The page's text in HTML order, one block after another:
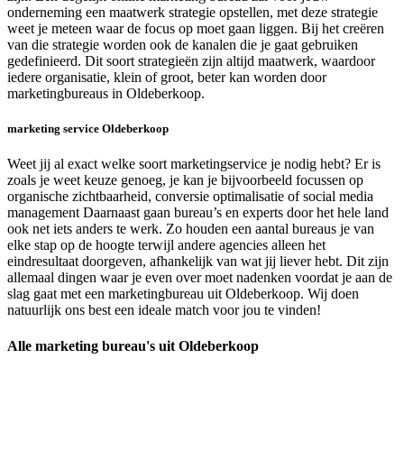
onderneming een maatwerk strategie opstellen, met deze strategie
weet je meteen waar de focus op moet gaan liggen. Bij het creëren
van die strategie worden ook de kanalen die je gaat gebruiken
gedefinieerd. Dit soort strategieën zijn altijd maatwerk, waardoor
iedere organisatie, klein of groot, beter kan worden door
marketingbureaus in Oldeberkoop.
marketing service Oldeberkoop
Weet jij al exact welke soort marketingservice je nodig hebt? Er is
zoals je weet keuze genoeg, je kan je bijvoorbeeld focussen op
organische zichtbaarheid, conversie optimalisatie of social media
management Daarnaast gaan bureau’s en experts door het hele land
ook net iets anders te werk. Zo houden een aantal bureaus je van
elke stap op de hoogte terwijl andere agencies alleen het
eindresultaat doorgeven, afhankelijk van wat jij liever hebt. Dit zijn
allemaal dingen waar je even over moet nadenken voordat je aan de
slag gaat met een marketingbureau uit Oldeberkoop. Wij doen
natuurlijk ons best een ideale match voor jou te vinden!
Alle marketing bureau's uit Oldeberkoop